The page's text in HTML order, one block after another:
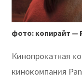
фото: копирайт —
Кинопрокатная
кинокомпания